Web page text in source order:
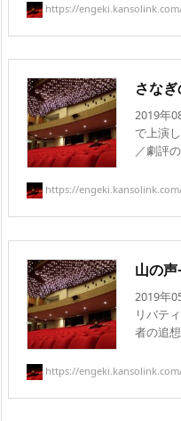
https://
さな
2019年
で上演
／劇評
https://
山の
2019年
リバテ
者の追
https://